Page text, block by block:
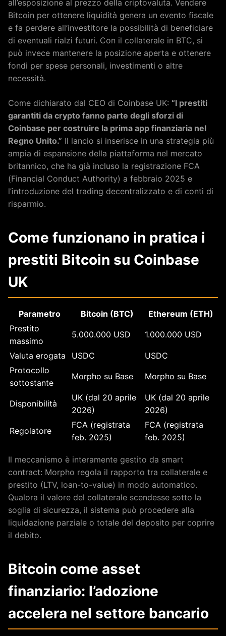
all’esposizione al prezzo della criptovaluta. Vendere
Bitcoin per ottenere liquidità genera un evento fiscale
e fa perdere all’investitore la possibilità di beneficiare
di eventuali rialzi futuri. Con il collaterale in BTC, si
può invece mantenere la posizione aperta e ottenere
fondi per spese personali, investimenti o altre
necessità.
Come dichiarato dal CEO di Coinbase UK: “I prestiti
garantiti da crypto fanno parte degli sforzi di
Coinbase per costruire la prima app finanziaria nel
Regno Unito.” Il lancio si inserisce in una strategia più
ampia di espansione della piattaforma nel mercato
britannico, che ha già incluso la registrazione FCA
(Financial Conduct Authority) a febbraio 2025 e
l’introduzione del trading decentralizzato e di conti di
risparmio.
Come funzionano in pratica i
prestiti Bitcoin su Coinbase
UK
Parametro Bitcoin (BTC)
Ethereum (ETH)
Prestito
massimo
5.000.000 USD 1.000.000 USD
Valuta erogata USDC
USDC
Protocollo
sottostante
Morpho su Base Morpho su Base
Disponibilità
UK (dal 20 aprile
2026)
UK (dal 20 aprile
2026)
Regolatore
FCA (registrata
feb. 2025)
FCA (registrata
feb. 2025)
Il meccanismo è interamente gestito da smart
contract: Morpho regola il rapporto tra collaterale e
prestito (LTV, loan-to-value) in modo automatico.
Qualora il valore del collaterale scendesse sotto la
soglia di sicurezza, il sistema può procedere alla
liquidazione parziale o totale del deposito per coprire
il debito.
Bitcoin come asset
finanziario: l’adozione
accelera nel settore bancario